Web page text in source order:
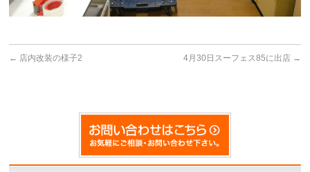
← 店内改装の様子2 4月30日スーフェス85に出店 →